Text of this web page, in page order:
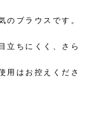
ブラウスです。
立ちにくく、さら
用はお控えくださ